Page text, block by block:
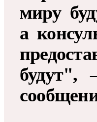
миру
а
будут",